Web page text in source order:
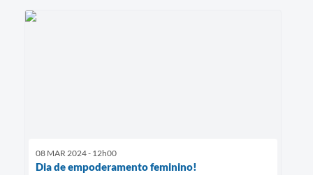
08 MAR 2024 - 12h00
Dia de empoderamento feminino!